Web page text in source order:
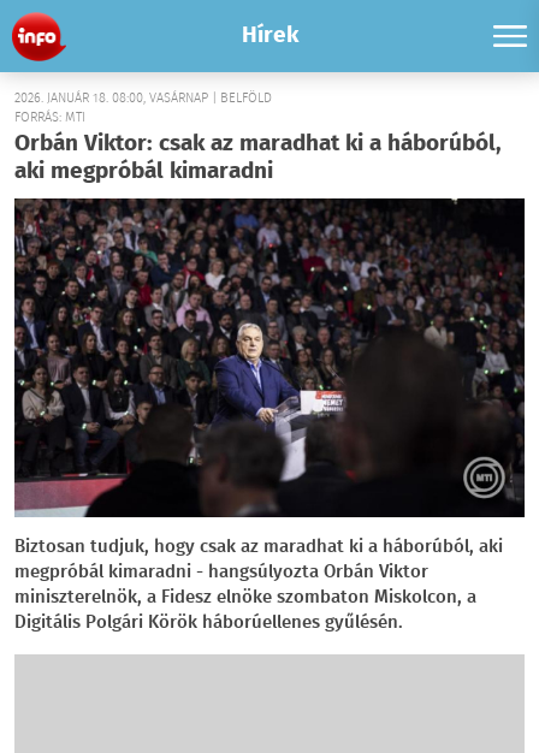
Hírek
2026. JANUÁR 18. 08:00, VASÁRNAP | BELFÖLD
FORRÁS: MTI
Orbán Viktor: csak az maradhat ki a háborúból,
aki megpróbál kimaradni
Biztosan tudjuk, hogy csak az maradhat ki a háborúból, aki
megpróbál kimaradni - hangsúlyozta Orbán Viktor
miniszterelnök, a Fidesz elnöke szombaton Miskolcon, a
Digitális Polgári Körök háborúellenes gyűlésén.